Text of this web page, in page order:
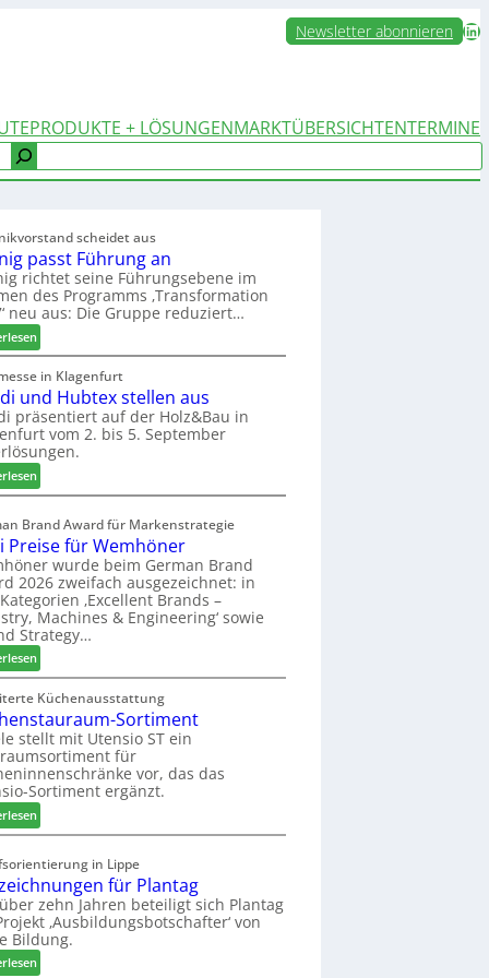
Newsletter abonnieren LinkedIn
PRODUKTE + LÖSUNGENMARKTÜBERSICHTENTERMINE
scheidet aus
passt Führung an
richtet seine Führungsebene im
des Programms ‚Transformation
neu aus: Die Gruppe reduziert…
:
W
e
i
n
i
g
a
s
t
F
ü
h
r
u
n
a
n
in Klagenfurt
und Hubtex stellen aus
präsentiert auf der Holz&Bau in
vom 2. bis 5. September
:
E
v
e
d
i
u
n
d
H
u
t
e
x
s
t
e
l
e
n
a
u
s
Brand Award für Markenstrategie
Preise für Wemhöner
wurde beim German Brand
2026 zweifach ausgezeichnet: in
‚Excellent Brands –
Machines & Engineering‘ sowie
Strategy…
:
Z
w
e
i
P
r
e
i
s
f
ü
r
W
e
m
Küchenausstattung
Sortiment
stellt mit Utensio ST ein
für
vor, das das
Sortiment ergänzt.
:
K
c
h
e
n
s
t
in Lippe
für Plantag
zehn Jahren beteiligt sich Plantag
‚Ausbildungsbotschafter‘ von
Bildung.
: